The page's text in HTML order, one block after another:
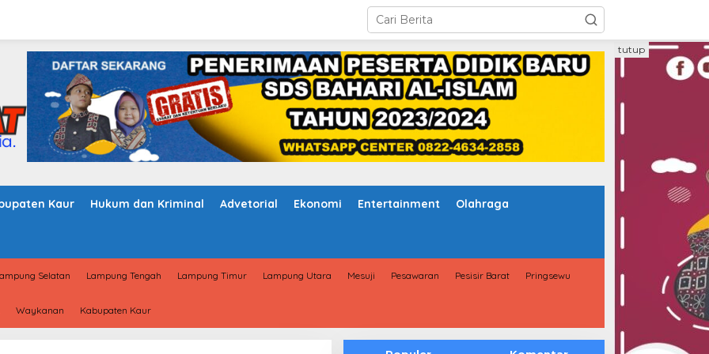
Kaur Hukum dan Kriminal Advetorial Ekonomi Entertainment Olahraga
Selatan Lampung Tengah Lampung Timur Lampung Utara Mesuji Pesawaran Pesisir Barat Pringsewu
Waykanan Kabupaten Kaur
tutup